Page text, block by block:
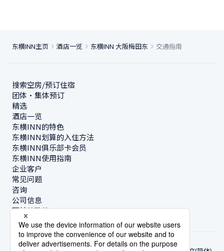
东横INN主页 酒店一览 东横INN 大阪梅田东 交通指南
搜索空房/预订住宿
团体・集体预订
精选
酒店一览
东横INN的特色
东横INN划算的入住方法
东横INN俱乐部卡会员
东横INN使用指南
企业客户
常见问题
咨询
公司信息
可持续政策